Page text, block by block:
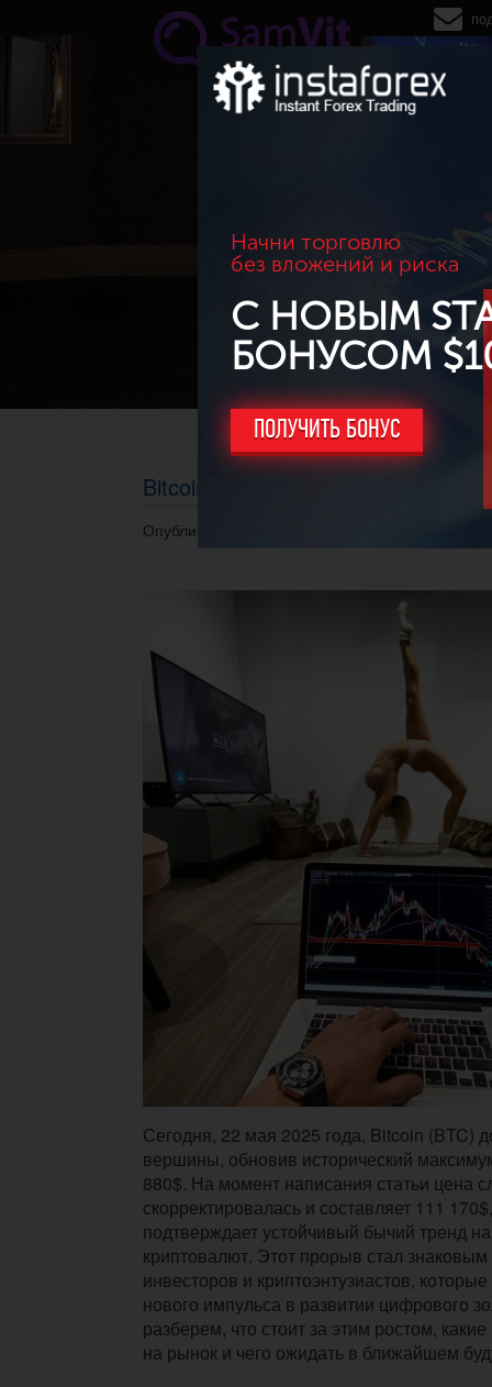
Перейти к основному содержанию
Начни торговлю
без вложений и риска
С НОВЫМ
БОНУСОМ
ПОЛУЧИТЬ БОНУС
Bitcoin обновил исторический
Опубликовано 22.05.2025 в 18:45.
Сегодня, 22 мая 2025 года, Bitcoin (BTC)
вершины, обновив исторический
880$. На момент написания статьи цена
скорректировалась и составляет 111
подтверждает устойчивый бычий тренд
криптовалют. Этот прорыв стал
инвесторов и криптоэнтузиастов,
нового импульса в развитии цифрового
разберем, что стоит за этим ростом,
на рынок и чего ожидать в ближайшем